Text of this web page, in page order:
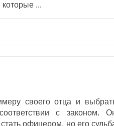
...
своего отца и
с законом.
офицером, но его